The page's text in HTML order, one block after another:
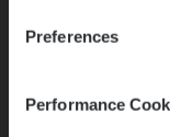
Preferences
Performance